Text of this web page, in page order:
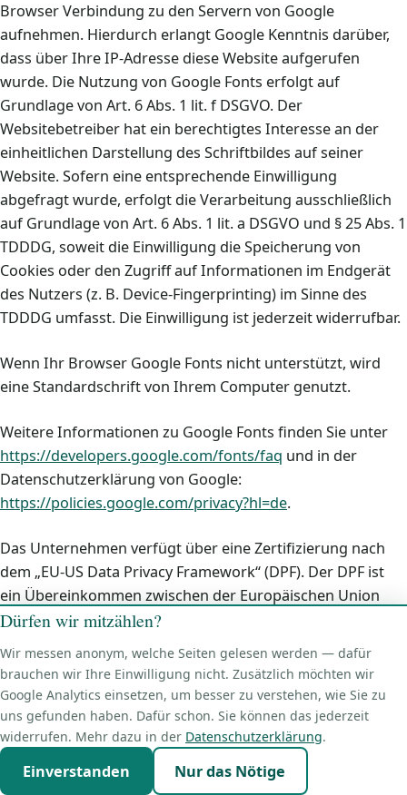
Browser Verbindung zu den Servern von Google
aufnehmen. Hierdurch erlangt Google Kenntnis darüber,
dass über Ihre IP-Adresse diese Website aufgerufen
wurde. Die Nutzung von Google Fonts erfolgt auf
Grundlage von Art. 6 Abs. 1 lit. f DSGVO. Der
Websitebetreiber hat ein berechtigtes Interesse an der
einheitlichen Darstellung des Schriftbildes auf seiner
Website. Sofern eine entsprechende Einwilligung
abgefragt wurde, erfolgt die Verarbeitung ausschließlich
auf Grundlage von Art. 6 Abs. 1 lit. a DSGVO und § 25 Abs. 1
TDDDG, soweit die Einwilligung die Speicherung von
Cookies oder den Zugriff auf Informationen im Endgerät
des Nutzers (z. B. Device-Fingerprinting) im Sinne des
TDDDG umfasst. Die Einwilligung ist jederzeit widerrufbar.
Wenn Ihr Browser Google Fonts nicht unterstützt, wird
eine Standardschrift von Ihrem Computer genutzt.
Weitere Informationen zu Google Fonts finden Sie unter
https://developers.google.com/fonts/faq und in der
Datenschutzerklärung von Google:
https://policies.google.com/privacy?hl=de.
Das Unternehmen verfügt über eine Zertifizierung nach
dem „EU-US Data Privacy Framework“ (DPF). Der DPF ist
ein Übereinkommen zwischen der Europäischen Union
und den USA, der die Einhaltung europäischer
USA gewährleisten soll. Jedes nach dem DPF zertifizierte
Unternehmen verpflichtet sich, diese
Datenschutzstandards einzuhalten. Weitere
Informationen hierzu erhalten Sie vom Anbieter unter
https://www.dataprivacyframework.gov/participant/5780
Kostenlose Erstberatung
Dürfen wir mitzählen?
Wir messen anonym, welche Seiten gelesen werden — dafür
brauchen wir Ihre Einwilligung nicht. Zusätzlich möchten wir
Google Analytics einsetzen, um besser zu verstehen, wie Sie zu
uns gefunden haben. Dafür schon. Sie können das jederzeit
widerrufen. Mehr dazu in der Datenschutzerklärung.
Einverstanden Nur das Nötige